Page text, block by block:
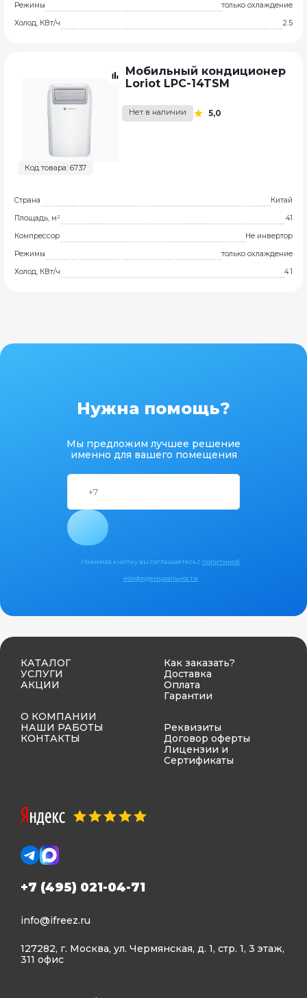
Режимы
только охлаждение
Холод, КВт/ч
2.5
Код товара: 6737
Мобильный кондиционер
Loriot LPC-14TSM
Нет в наличии 5,0
Страна
Китай
Площадь, м²
41
Компрессор
Не инвертор
Режимы
только охлаждение
Холод, КВт/ч
4.1
Нужна помощь?
Мы предложим лучшее решение
именно для вашего помещения
Нажимая кнопку вы соглашаетесь с политикой
конфиденциальности
КАТАЛОГ
УСЛУГИ
АКЦИИ
О КОМПАНИИ
НАШИ РАБОТЫ
КОНТАКТЫ
Как заказать?
Доставка
Оплата
Гарантии
Реквизиты
Договор оферты
Лицензии и
Сертификаты
+7 (495) 021-04-71
info@ifreez.ru
127282, г. Москва, ул. Чермянская, д. 1, стр. 1, 3 этаж,
311 офис